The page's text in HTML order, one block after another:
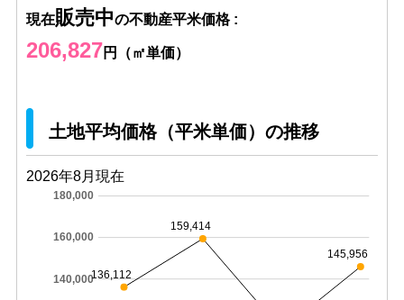
現在販売中の不動産平米価格 :
206,827円（㎡単価）
土地平均価格（平米単価）の推移
2026年8月現在
140,000
160,000
180,000
136,112
159,414
145,956